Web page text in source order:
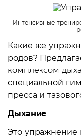
Интенсивные
Какие же
родов?
комплексом
специальной
пресса и
Дыхание
Это упражнение